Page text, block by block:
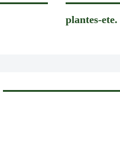
plantes-ete.